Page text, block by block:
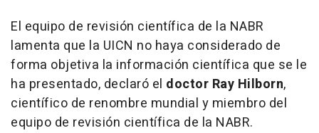
El equipo de revisión científica de la NABR
lamenta que la UICN no haya considerado de
forma objetiva la información científica que se le
ha presentado, declaró el doctor Ray Hilborn,
científico de renombre mundial y miembro del
equipo de revisión científica de la NABR.